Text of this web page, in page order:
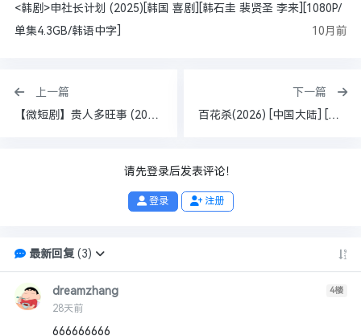
<韩剧>申社长计划 (2025)[韩国 喜剧][韩石圭 裴贤圣 李来][1080P/
单集4.3GB/韩语中字]
10月前
上一篇
【微短剧】贵人多旺事 (2026)【4K】【国语中字】【爱情 / 古装】【单集/0.5G】
下一篇
百花杀(2026) [中国大陆] [剧情/爱情/古装] 汉语普通话分【单集1G】【4K+1080】【更25】
请先登录后发表评论！
登录 注册
最新回复( 3)
dreamzhang
28天前
4楼
666666666